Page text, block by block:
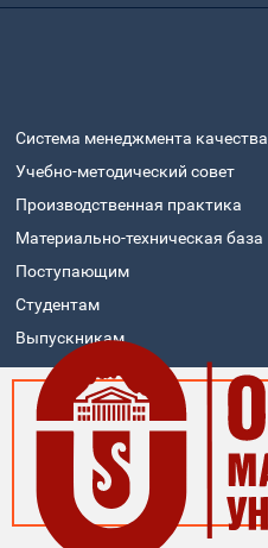
Система менеджмента качества
Учебно-методический совет
Производственная практика
Материально-техническая база
Поступающим
Студентам
Выпускникам